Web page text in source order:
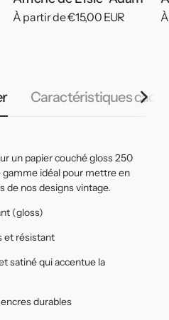
Prix
À partir de €15,00 EUR
Caractéristiques cadre
un papier couché gloss 250
idéal pour mettre en
de nos designs vintage.
(gloss)
et résistant
satiné qui accentue la
durables